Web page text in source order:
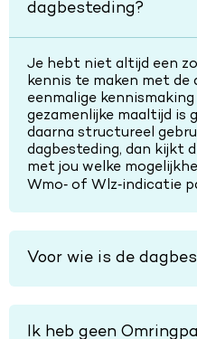
dagbesteding?
Je hebt niet altijd een
kennis te maken met de
eenmalige
gezamenlijke maaltijd is
daarna structureel
dagbesteding, dan kijkt
met jou welke
Wmo‑ of Wlz‑indicatie
Voor wie is de
Ik heb geen